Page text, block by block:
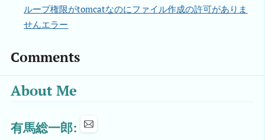
ループ権限がtomcatなのにファイル作成の許可がありま
せんエラー
Comments
About Me
有馬総一郎: